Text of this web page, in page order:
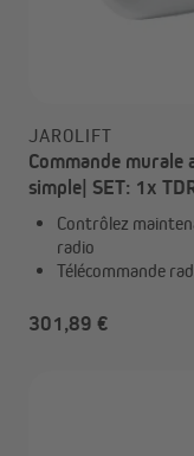
JAROLIFT
Commande
simple| SET: 1x
Contrôlez
radio
Télécommande
301,89 €